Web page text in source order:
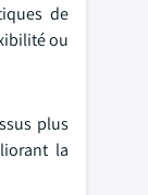
de
ou
plus
la